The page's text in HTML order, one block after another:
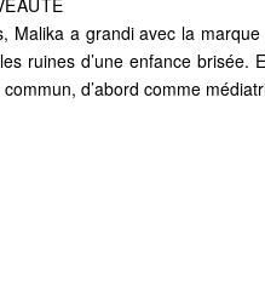
Malika a grandi avec la
ruines d’une enfance brisée.
d’abord comme